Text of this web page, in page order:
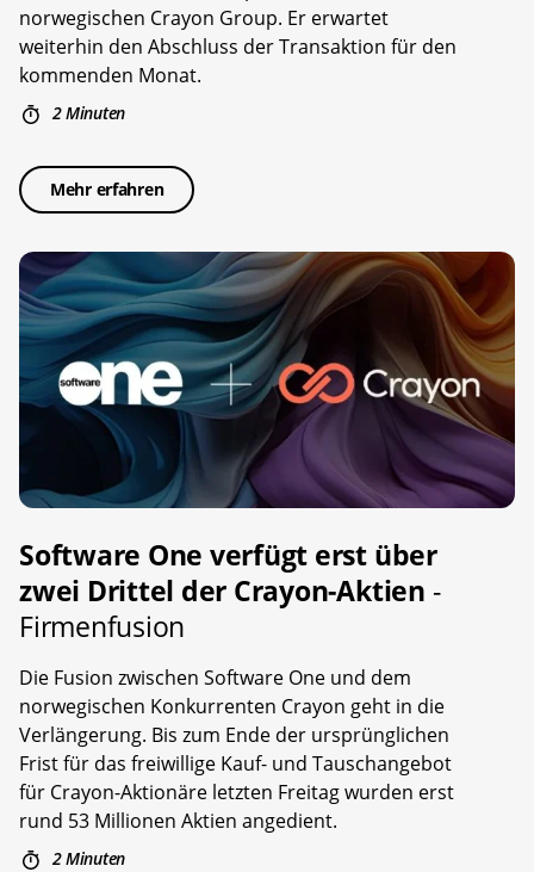
norwegischen Crayon Group. Er erwartet
weiterhin den Abschluss der Transaktion für den
kommenden Monat.
2 Minuten
Mehr erfahren
Software One verfügt erst über
zwei Drittel der Crayon-Aktien -
Firmenfusion
Die Fusion zwischen Software One und dem
norwegischen Konkurrenten Crayon geht in die
Verlängerung. Bis zum Ende der ursprünglichen
Frist für das freiwillige Kauf- und Tauschangebot
für Crayon-Aktionäre letzten Freitag wurden erst
rund 53 Millionen Aktien angedient.
2 Minuten